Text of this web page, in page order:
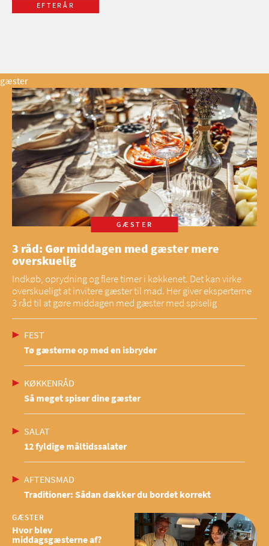
EFTERÅR
gæster
GÆSTER
3 råd: Gør middagen med gæster mere
overskuelig
Indkøb, oprydning og flere timer i køkkenet. Det kan virke
overskueligt at invitere gæster til mad. Her giver eksperterne
3 råd til at gøre middagen med gæster med spiselig
FEST
Tø gæsterne op med en isbryder
KØKKENRÅD
Så meget spiser dine gæster
SALAT
12 fyldige måltidssalater
AFTENSMAD
Traditioner: Sådan dækker du bordet korrekt
GÆSTER
Hvor blev
middagsgæsterne af?